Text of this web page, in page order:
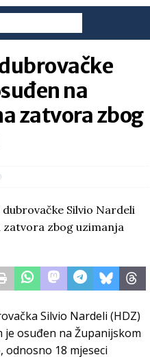
na
zatvora zbog
Silvio Nardeli (HDZ)
osuđen na Županijskom
18 mjeseci